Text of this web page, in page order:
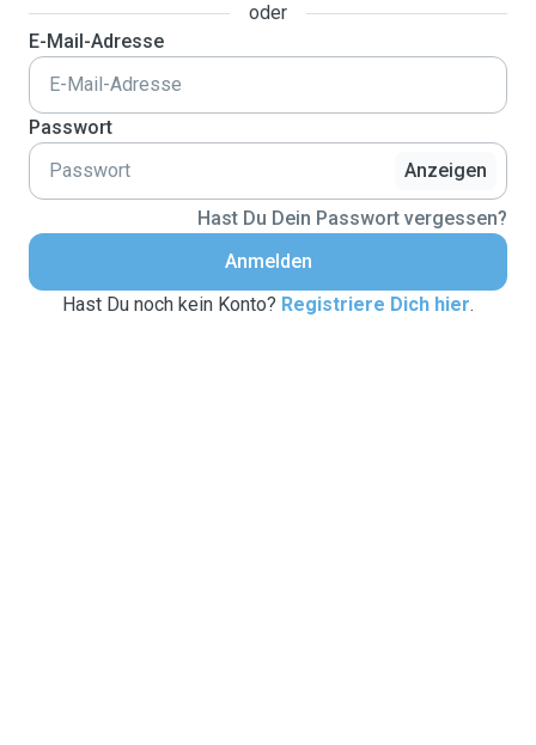
oder
E-Mail-Adresse
Passwort
Anzeigen
Hast Du Dein Passwort vergessen?
Anmelden
Hast Du noch kein Konto? Registriere Dich hier.